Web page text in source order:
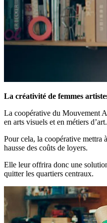
La créativité de femmes
La coopérative du Mouvement
en arts visuels et en métiers d’art.
Pour cela, la coopérative mettra
hausse des coûts de loyers.
Elle leur offrira donc une
quitter les quartiers centraux.